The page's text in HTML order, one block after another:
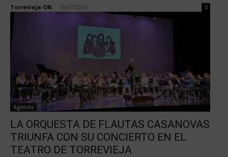
Torrevieja ON 10/07/2026 0
Agenda
LA ORQUESTA DE FLAUTAS CASANOVAS
TRIUNFA CON SU CONCIERTO EN EL
TEATRO DE TORREVIEJA